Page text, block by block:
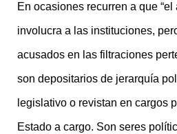
En ocasiones recurren a que
involucra a las instituciones,
acusados en las filtraciones
son depositarios de jerarquía
legislativo o revistan en cargos
Estado a cargo. Son seres